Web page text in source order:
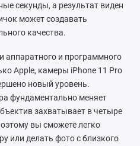
секунды, а результат виден
может создавать
качества.
аппаратного и программного
Apple, камеры iPhone 11 Pro
новый уровень.
фундаментально меняет
захватывает в четыре
вы сможете легко
или делать фото с близкого